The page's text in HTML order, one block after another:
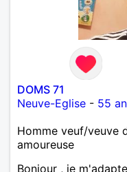
DOMS 71
Neuve-Eglise - 55
Homme veuf/veuve
amoureuse
Bonjour , je